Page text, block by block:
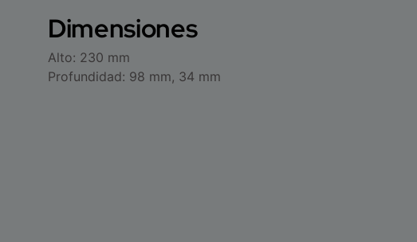
Dimensiones
Alto: 230 mm
Profundidad: 98 mm, 34 mm